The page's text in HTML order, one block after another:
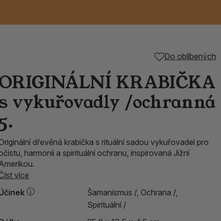
Orientální kovové
lucerny
Do oblíbených
KRABIČKA
vykuřovadly /ochranná
dřevěná krabička s rituální sadou vykuřovadel pro
harmonii a spirituální ochranu, inspirovaná Jižní
více
Šamanismus /, Ochrana /,
Spirituální /